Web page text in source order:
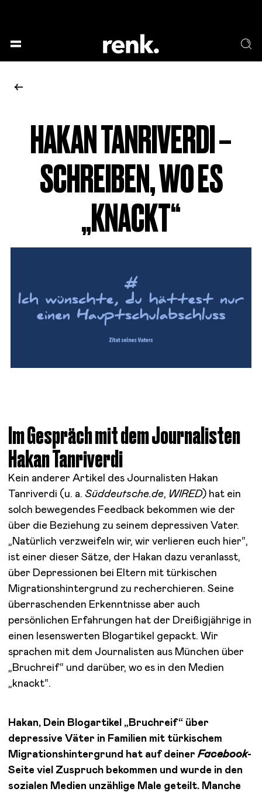
KEINE AUSWAHL
HAKAN TANRIVERDI –
SCHREIBEN, WO ES
„KNACKT“
Im Gespräch mit dem Journalisten
Hakan Tanriverdi
Kein anderer Artikel des Journalisten Hakan
Tanriverdi (u. a. Süddeutsche.de, WIRED) hat ein
solch bewegendes Feedback bekommen wie der
über die Beziehung zu seinem depressiven Vater.
„Natürlich verzweifeln wir, wir verlieren euch hier“,
ist einer dieser Sätze, der Hakan dazu veranlasst,
über Depressionen bei Eltern mit türkischen
Migrationshintergrund zu recherchieren. Seine
überraschenden Erkenntnisse aber auch
persönlichen Erfahrungen hat der Dreißigjährige in
einen lesenswerten Blogartikel gepackt. Wir
sprachen mit dem Journalisten aus München über
„Bruchreif“ und darüber, wo es in den Medien
„knackt“.
Hakan, Dein Blogartikel „Bruchreif“ über
depressive Väter in Familien mit türkischem
Migrationshintergrund hat auf deiner Facebook-
Seite viel Zuspruch bekommen und wurde in den
sozialen Medien unzählige Male geteilt. Manche